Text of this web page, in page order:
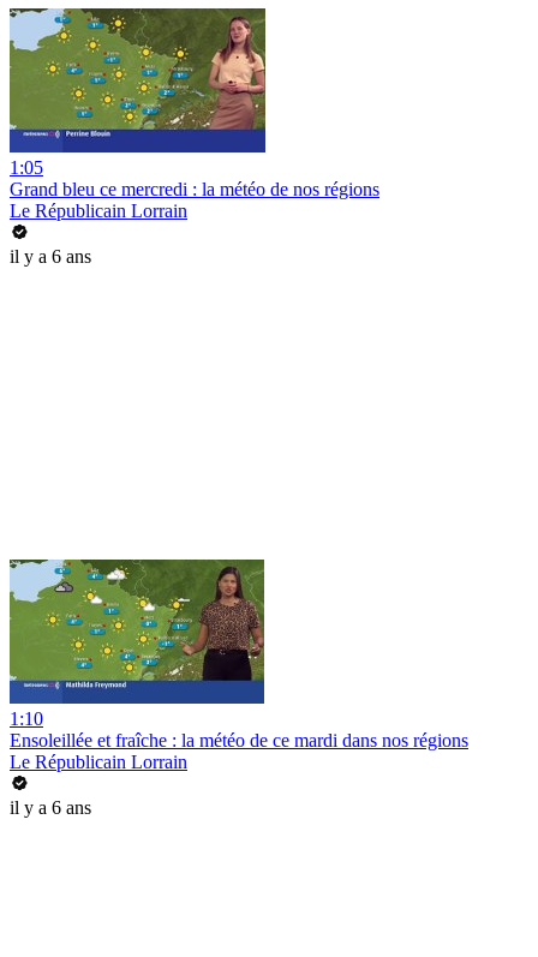
1:05
Grand bleu ce mercredi : la météo de nos régions
Le Républicain Lorrain
il y a 6 ans
1:10
Ensoleillée et fraîche : la météo de ce mardi dans nos régions
Le Républicain Lorrain
il y a 6 ans